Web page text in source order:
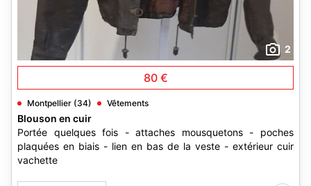
2
80 €
Montpellier (34) Vêtements
Blouson en cuir
Portée quelques fois - attaches mousquetons - poches
plaquées en biais - lien en bas de la veste - extérieur cuir
vachette